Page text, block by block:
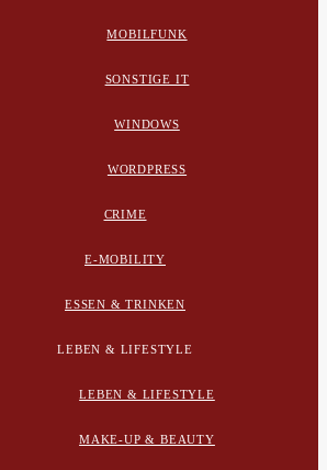
MOBILFUNK
SONSTIGE IT
WINDOWS
WORDPRESS
CRIME
E-MOBILITY
ESSEN & TRINKEN
LEBEN & LIFESTYLE
LEBEN & LIFESTYLE
MAKE-UP & BEAUTY